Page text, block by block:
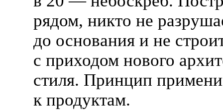
рядом, никто не
до основания и не
с приходом нового
стиля. Принцип
к продуктам.